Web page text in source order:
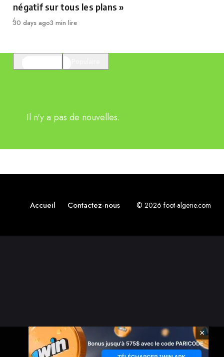
négatif sur tous les plans »
Publié
30 days ago3 min lire
Il n'y a pas de nouvelles.
Accueil Contactez-nous © 2026 foot-algerie.com
×